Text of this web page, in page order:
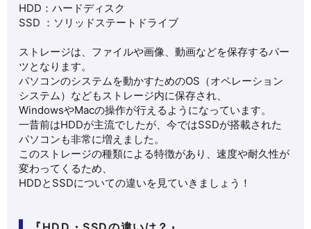
HDD：ハードディスク
SSD ：ソリッドステートドライブ
ストレージは、ファイルや画像、動画などを保存するパー
ツとなります。
パソコンのシステムを動かすためのOS（オペレーション
システム）などもストレージ内に保存され、
WindowsやMacの操作が行えるようになっています。
一昔前はHDDが主流でしたが、今ではSSDが搭載された
パソコンも非常に増えました。
このストレージの種類による特徴があり、速度や耐久性が
変わってくるため、
HDDとSSDについての違いを見ていきましょう！